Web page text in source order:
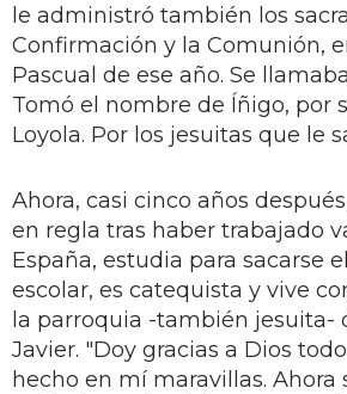
le administró también los
Con­firmación y la Comunión,
Pascual de ese año. Se
Tomó el nombre de Íñigo, por
Loyola. Por los jesuitas que le
Ahora, casi cinco años
en regla tras haber traba­jado
España, estudia para sacarse
escolar, es catequista y vive
la parroquia -también jesuita-
Javier. "Doy gracias a Dios
hecho en mí maravi­llas. Ahora